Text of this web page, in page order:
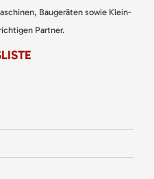
Baugeräten sowie Klein-
Partner.